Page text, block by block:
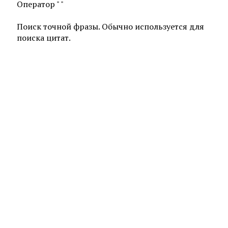
Оператор " "
Поиск точной фразы. Обычно используется для
поиска цитат.